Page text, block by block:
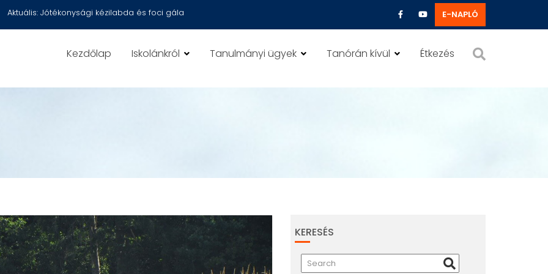
Aktuális: Jótékonysági kézilabda és foci gála E-NAPLÓ
Kezdőlap Iskolánkról Tanulmányi ügyek Tanórán kívül Étkezés
KERESÉS